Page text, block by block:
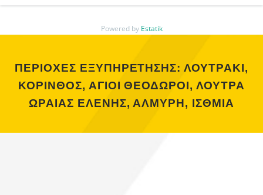
Powered by Estatik
ΠΕΡΙΟΧΕΣ ΕΞΥΠΗΡΕΤΗΣΗΣ: ΛΟΥΤΡΑΚΙ,
ΚΟΡΙΝΘΟΣ, ΑΓΙΟΙ ΘΕΟΔΩΡΟΙ, ΛΟΥΤΡΑ
ΩΡΑΙΑΣ ΕΛΕΝΗΣ, ΑΛΜΥΡΗ, ΙΣΘΜΙΑ